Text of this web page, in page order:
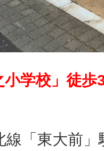
小学校」徒歩
「東大前